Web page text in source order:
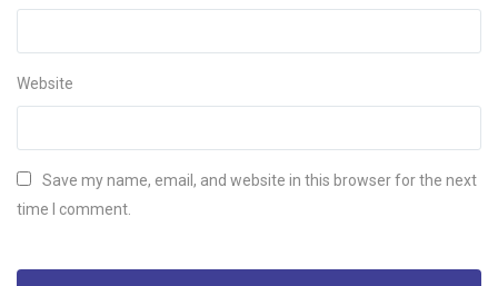
Website
Save my name, email, and website in this browser for the next
time I comment.